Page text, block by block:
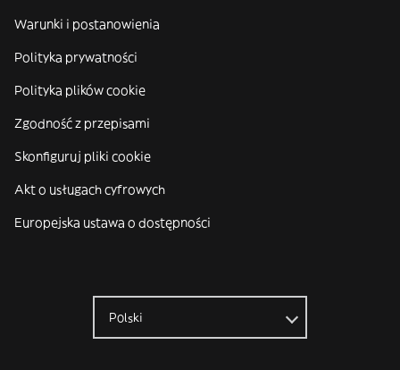
Warunki i postanowienia
Polityka prywatności
Polityka plików cookie
Zgodność z przepisami
Skonfiguruj pliki cookie
Akt o usługach cyfrowych
Europejska ustawa o dostępności